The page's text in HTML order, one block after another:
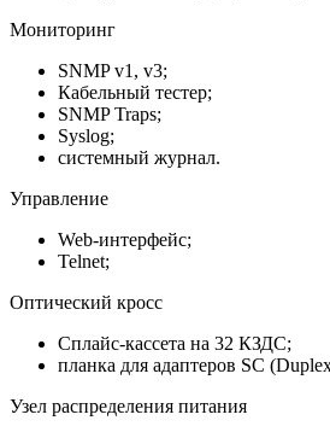
Мониторинг
SNMP v1, v3;
Кабельный тестер;
SNMP Traps;
Syslog;
системный журнал.
Управление
Web-интерфейс;
Telnet;
Оптический кросс
Сплайс-кассета на 32 КЗДС;
планка для адаптеров SC
Узел распределения питания